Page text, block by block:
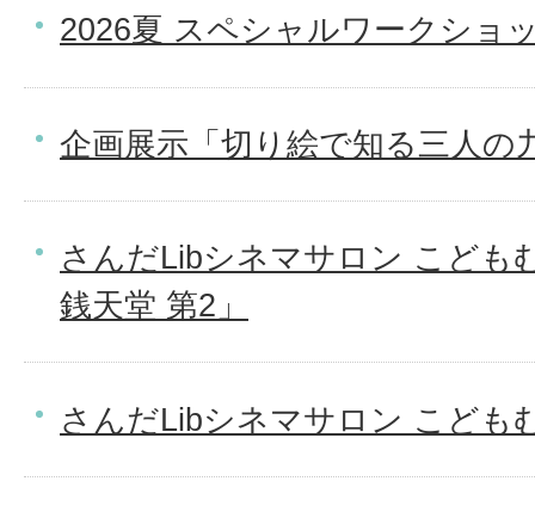
2026夏 スペシャルワークショ
企画展示「切り絵で知る三人の
さんだLibシネマサロン こども
銭天堂 第2」
さんだLibシネマサロン こども